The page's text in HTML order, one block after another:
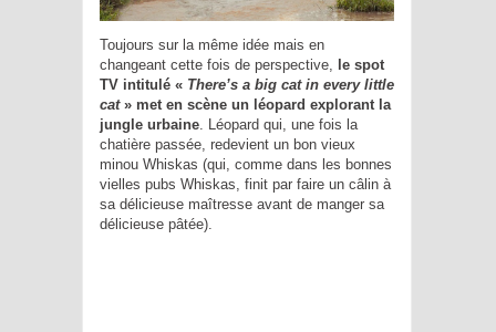
Toujours sur la même idée mais en
changeant cette fois de perspective, le spot
TV intitulé « There’s a big cat in every little
cat» met en scène un léopard explorant la
jungle urbaine. Léopard qui, une fois la
chatière passée, redevient un bon vieux
minou Whiskas (qui, comme dans les bonnes
vielles pubs Whiskas, finit par faire un câlin à
sa délicieuse maîtresse avant de manger sa
délicieuse pâtée).